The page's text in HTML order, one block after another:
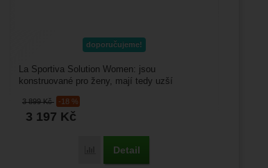
doporučujeme!
3 899Kč -18 %
3 197 Kč
Porovnat
Detail
La Sportiva Solution Women: jsou
konstruované pro ženy, mají tedy uzší